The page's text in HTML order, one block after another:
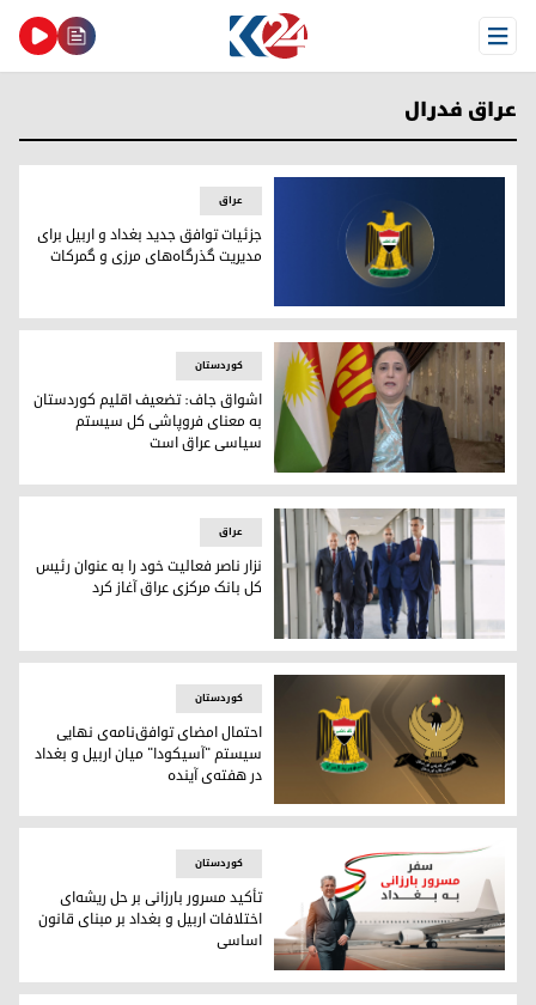
Open Menu
عراق فدرال
جزئیات توافق جدید بغداد و اربیل برای مدیریت گذرگاه‌های
عراق
جزئیات توافق جدید بغداد و اربیل برای
مدیریت گذرگاه‌های مرزی و گمرکات
اشواق جاف، عضو کمیته‌ی مرکزی پارت دموکرات کوردستان
کوردستان
اشواق جاف: تضعیف اقلیم کوردستان
به معنای فروپاشی کل سیستم
سیاسی عراق است
نزار ناصر فعالیت خود را به عنوان رئیس کل بانک مرکزی عراق
عراق
نزار ناصر فعالیت خود را به عنوان رئیس
کل بانک مرکزی عراق آغاز کرد
احتمال امضای توافق‌نامه‌ی نهایی سیستم "آسیکودا" میان
کوردستان
احتمال امضای توافق‌نامه‌ی نهایی
سیستم "آسیکودا" میان اربیل و بغداد
در هفته‌ی آینده
تأکید مسرور بارزانی بر حل ریشه‌ای اختلافات اربیل و بغداد بر
کوردستان
تأکید مسرور بارزانی بر حل ریشه‌ای
اختلافات اربیل و بغداد بر مبنای قانون
اساسی